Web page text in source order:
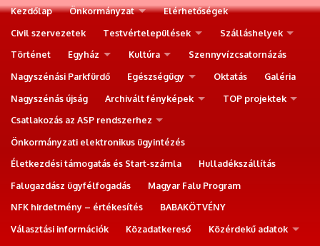
Kezdőlap Önkormányzat
Elérhetőségek
Civil szervezetek
Testvértelepülések
Szálláshelyek
Történet
Egyház Kultúra
Szennyvízcsatornázás
Nagyszénási Parkfürdő
Egészségügy Oktatás
Galéria
Nagyszénás újság
Archivált fényképek
TOP projektek
Csatlakozás az ASP rendszerhez
Önkormányzati elektronikus ügyintézés
Életkezdési támogatás és Start-számla
Hulladékszállítás
Falugazdász ügyfélfogadás
Magyar Falu Program
NFK hirdetmény – értékesítés
BABAKÖTVÉNY
Választási információk
Közadatkereső
Közérdekű adatok